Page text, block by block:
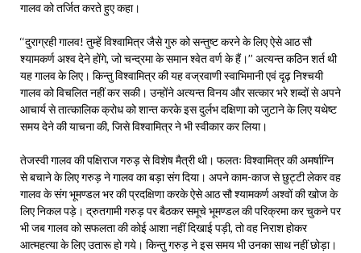
गालव को तर्जित करते हुए कहा।
‘‘दुराग्रही गालव! तुम्हें विश्वामित्र जैसे गुरु को सन्तुष्ट करने के लिए ऐसे आठ सौ
श्यामकर्ण अश्व देने होंगे, जो चन्द्रमा के समान श्वेत वर्ण के हैं।’’ अत्यन्त कठिन शर्त थी
यह गालव के लिए। किन्तु विश्वामित्र की यह वज्रवाणी स्वाभिमानी एवं दृढ़ निश्चयी
गालव को विचलित नहीं कर सकी। उन्होंने अत्यन्त विनय और सत्कार भरे शब्दों से अपने
आचार्य से तात्कालिक क्रोध को शान्त करके इस दुर्लभ दक्षिणा को जुटाने के लिए यथेष्ट
समय देने की याचना की, जिसे विश्वामित्र ने भी स्वीकार कर लिया।
तेजस्वी गालव की पक्षिराज गरुड़ से विशेष मैत्री थी। फलतः विश्वामित्र की अमर्षाग्नि
से बचाने के लिए गरुड़ ने गालव का बड़ा संग दिया। अपने काम-काज से छुट्टी लेकर वह
गालव के संग भूमण्डल भर की प्रदक्षिणा करके ऐसे आठ सौ श्यामकर्ण अश्वों की खोज के
लिए निकल पड़े। द्रुतगामी गरुड़ पर बैठकर समूचे भूमण्डल की परिक्रमा कर चुकने पर
भी जब गालव को सफलता की कोई आशा नहीं दिखाई पड़ी, तो वह निराश होकर
आत्महत्या के लिए उतारू हो गये। किन्तु गरुड़ ने इस समय भी उनका साथ नहीं छोड़ा।